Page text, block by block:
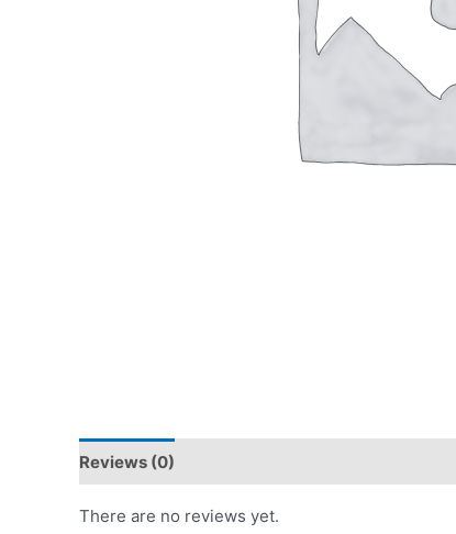
Reviews (0)
There are no reviews yet.